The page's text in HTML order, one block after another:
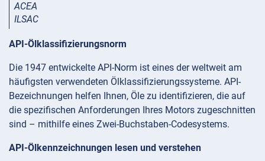
ACEA
ILSAC
API-Ölklassifizierungsnorm
Die 1947 entwickelte API-Norm ist eines der weltweit am
häufigsten verwendeten Ölklassifizierungssysteme. API-
Bezeichnungen helfen Ihnen, Öle zu identifizieren, die auf
die spezifischen Anforderungen Ihres Motors zugeschnitten
sind – mithilfe eines Zwei-Buchstaben-Codesystems.
API-Ölkennzeichnungen lesen und verstehen